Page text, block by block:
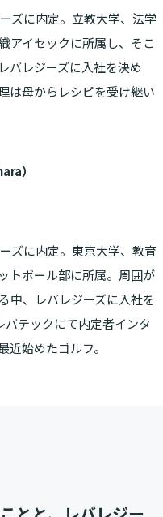
ズに内定。立教大学、法学
アイセックに所属し、そこ
バレジーズに入社を決め
は母からレシピを受け継い
）
ズに内定。東京大学、教育
トボール部に所属。周囲が
中、レバレジーズに入社を
テックにて内定者インタ
近始めたゴルフ。